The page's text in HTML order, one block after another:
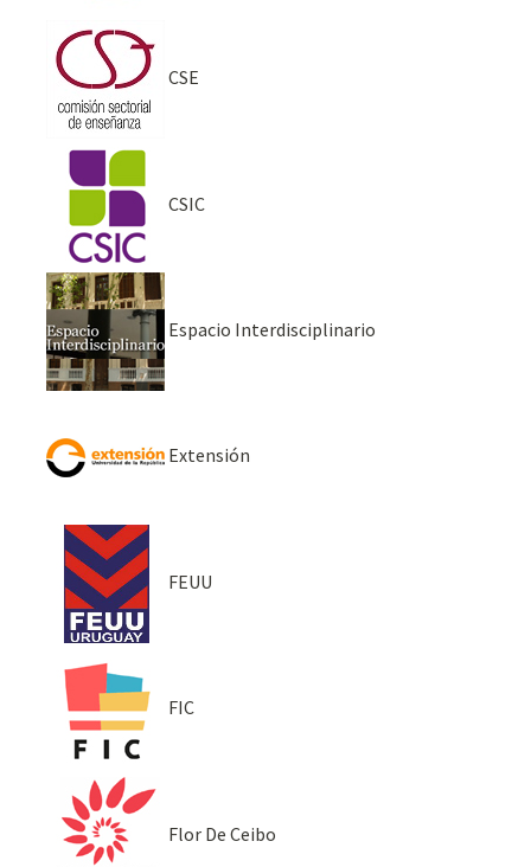
CSE
CSIC
Espacio Interdisciplinario
Extensión
FEUU
FIC
Flor De Ceibo